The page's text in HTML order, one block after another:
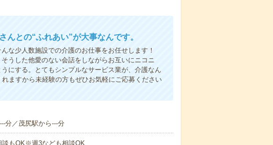
んとの“ふれあい”が大事なんです。
な少人数施設での介護のお仕事をお任せします！
うした他愛のない会話をしながらお互いにニコニ
にする。とてもシンプルなサービス業が、介護なん
ますから未経験の方もぜひお気軽にご応募ください
分／茂尻駅から---分
もOK※週3なども相談OK